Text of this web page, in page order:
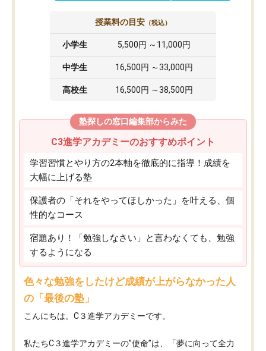
授業料の目安 （税込）
小学生 5,500円 ～11,000円
中学生 16,500円 ～33,000円
高校生 16,500円 ～38,500円
塾探しの窓口編集部からみた
C3進学アカデミーのおすすめポイント
学習習慣とやり方の2本軸を徹底的に指導！成績を
大幅に上げる塾
保護者の「それをやってほしかった」を叶える、個
性的なコース
宿題あり！「勉強しなさい」と言わなくても、勉強
するようになる
色々な勉強をしたけど成績が上がらなかった人
の「最後の塾」
こんにちは。C３進学アカデミーです。
私たちC３進学アカデミーの”使命”は、「夢に向って全力